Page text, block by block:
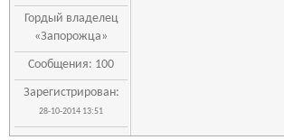
Гордый владелец
«Запорожца»
Сообщения: 100
Зарегистрирован:
28-10-2014 13:51